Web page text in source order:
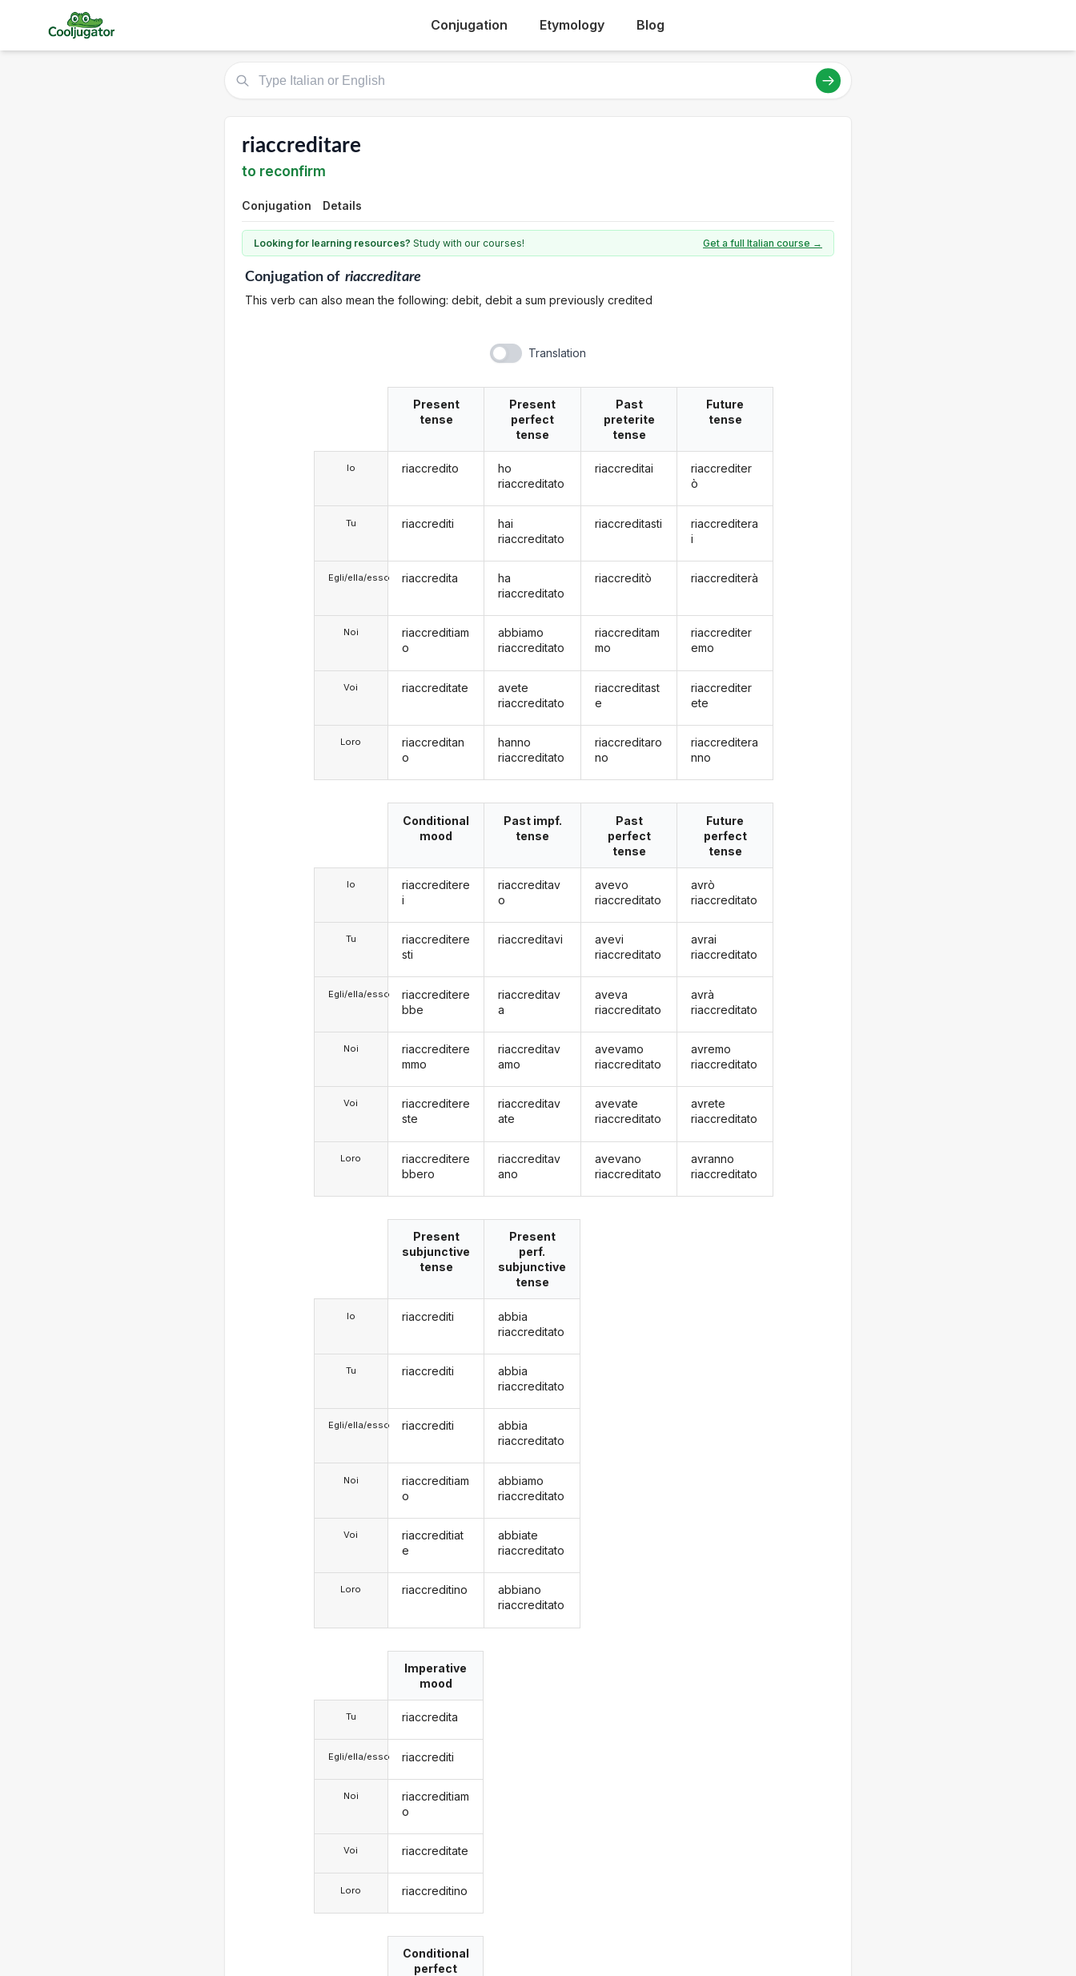
Conjugation Etymology Blog
riaccreditare
to reconfirm
Conjugation Details
Looking for learning resources? Study with our courses! Get a full Italian course →
Conjugationof riaccreditare
This verb can also mean the following: debit, debit a sum previously credited
Translation
Io
Tu
Egli/ella/esso
Noi
Voi
Loro
Present
tense
riaccredito
riaccrediti
riaccredita
riaccreditiam
o
riaccreditate
riaccreditan
o
Present
perfect
tense
ho
riaccreditato
hai
riaccreditato
ha
riaccreditato
abbiamo
riaccreditato
avete
riaccreditato
hanno
riaccreditato
Past
preterite
tense
riaccreditai
riaccreditasti
riaccreditò
riaccreditam
mo
riaccreditast
e
riaccreditaro
no
Future
tense
riaccrediter
ò
riaccreditera
i
riaccrediterà
riaccrediter
emo
riaccrediter
ete
riaccreditera
nno
Io
Tu
Egli/ella/esso
Noi
Voi
Loro
Conditional
mood
riaccreditere
i
riaccreditere
sti
riaccreditere
bbe
riaccreditere
mmo
riaccreditere
ste
riaccreditere
bbero
Past impf.
tense
riaccreditav
o
riaccreditavi
riaccreditav
a
riaccreditav
amo
riaccreditav
ate
riaccreditav
ano
Past
perfect
tense
avevo
riaccreditato
avevi
riaccreditato
aveva
riaccreditato
avevamo
riaccreditato
avevate
riaccreditato
avevano
riaccreditato
Future
perfect
tense
avrò
riaccreditato
avrai
riaccreditato
avrà
riaccreditato
avremo
riaccreditato
avrete
riaccreditato
avranno
riaccreditato
Io
Tu
Egli/ella/esso
Noi
Voi
Loro
Present
subjunctive
tense
riaccrediti
riaccrediti
riaccrediti
riaccreditiam
o
riaccreditiat
e
riaccreditino
Present
perf.
subjunctive
tense
abbia
riaccreditato
abbia
riaccreditato
abbia
riaccreditato
abbiamo
riaccreditato
abbiate
riaccreditato
abbiano
riaccreditato
Tu
Egli/ella/esso
Noi
Voi
Loro
Imperative
mood
riaccredita
riaccrediti
riaccreditiam
o
riaccreditate
riaccreditino
Conditional
perfect